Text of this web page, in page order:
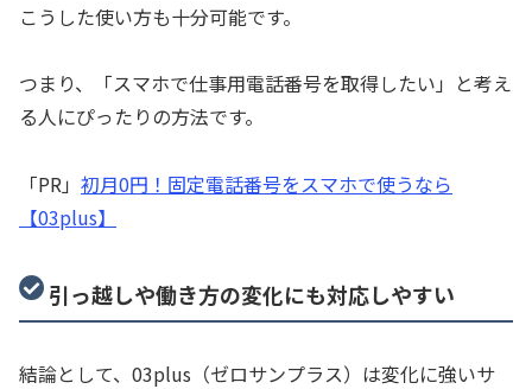
こうした使い方も十分可能です。
つまり、「スマホで仕事用電話番号を取得したい」と考え
る人にぴったりの方法です。
「PR」 初月0円！固定電話番号をスマホで使うなら
【03plus】
引っ越しや働き方の変化にも対応しやすい
結論として、03plus（ゼロサンプラス）は変化に強いサ